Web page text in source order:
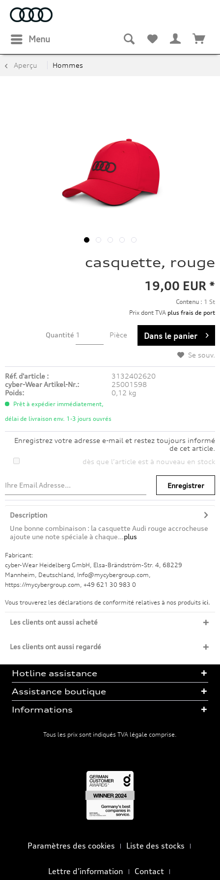
Menu
Aperçu Hommes
casquette, rouge
19,00 EUR *
Contenu : 1 St
Prix dont TVA plus frais de port
Quantité Pièce Dans le panier
Se souv.
Réf. d'article :
3132402620
cyber-Wear Artikel-Nr.:
25001598
Poids:
0,12 kg
Prêt à expédier immédiatement,
délai de livraison env. 1-3 jours ouvrés
Enregistrez votre adresse e-mail et restez toujours informé
de cet article.
dès que l’article est à nouveau en stock
Enregistrer
Description
Une bonne combinaison : la casquette Audi rouge accrocheuse
ajoute une note spéciale à chaque...plus
Fabricant:
cyber-Wear Heidelberg GmbH, Elsa-Brändström-Str. 4, 68229
Mannheim, Deutschland, Info@mycybergroup.com,
https://mycybergroup.com, +49 621 30 983 0
Vous trouverez les déclarations de conformité relatives à nos produits ici.
Les clients ont aussi acheté
Les clients ont aussi regardé
Hotline assistance
Assistance boutique
Informations
Tous les prix sont indiqués TVA légale comprise.
Paramètres des cookies Liste des stocks
Lettre d’information Contact